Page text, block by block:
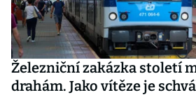
Železniční zakázka století
drahám. Jako vítěze je